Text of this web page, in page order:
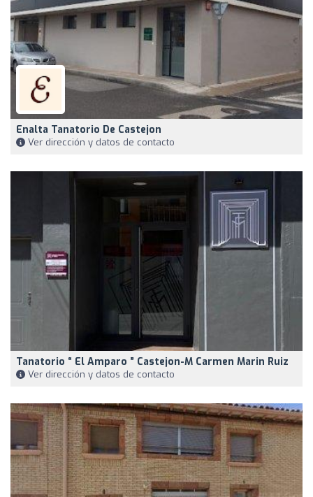
Enalta Tanatorio De Castejon
Ver dirección y datos de contacto
Tanatorio “ El Amparo ” Castejon-M Carmen Marin Ruiz
Ver dirección y datos de contacto